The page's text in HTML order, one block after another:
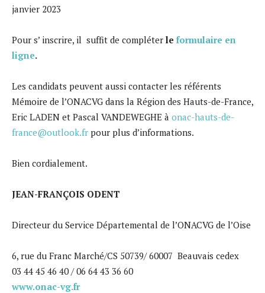
janvier 2023
Pour s’ inscrire, il suffit de compléter le formulaire en
ligne.
Les candidats peuvent aussi contacter les référents
Mémoire de l’ONACVG dans la Région des Hauts-de-France,
Eric LADEN et Pascal VANDEWEGHE à onac-hauts-de-
france@outlook.fr pour plus d’informations.
Bien cordialement.
JEAN-FRANÇOIS ODENT
Directeur du Service Départemental de l’ONACVG de l’Oise
6, rue du Franc Marché/CS 50739/ 60007 Beauvais cedex
03 44 45 46 40 / 06 64 43 36 60
www.onac-vg.fr